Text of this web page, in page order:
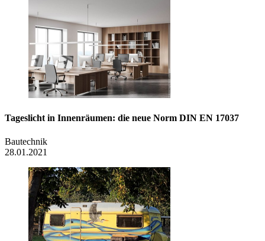
Tageslicht in Innenräumen: die neue Norm DIN EN 17037
Bautechnik
28.01.2021